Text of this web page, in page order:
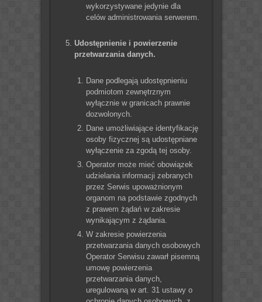
wykorzystywane jedynie dla
celów administrowania serwerem.
Udostępnienie i powierzenie
przetwarzania danych.
Dane podlegają udostępnieniu
podmiotom zewnętrznym
wyłącznie w granicach prawnie
dozwolonych.
Dane umożliwiające identyfikację
osoby fizycznej są udostępniane
wyłączenie za zgodą tej osoby.
Operator może mieć obowiązek
udzielania informacji zebranych
przez Serwis upoważnionym
organom na podstawie zgodnych
z prawem żądań w zakresie
wynikającym z żądania.
W zakresie powierzenia
przetwarzania danych osobowych
Operator Serwisu zawarł pisemną
umowę powierzenia
przetwarzania danych,
uregulowaną w art. 31 ustawy o